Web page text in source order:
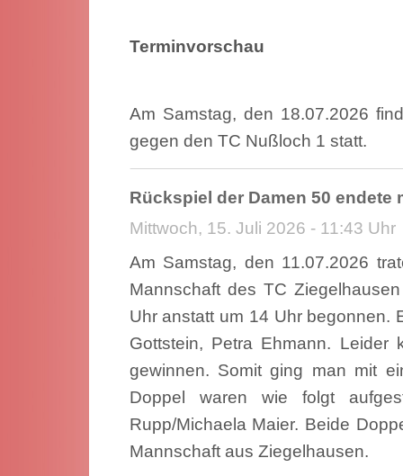
Am Samstag, den 18.07.2026
gegen den TC Nußloch 1 statt.
Rückspiel der Damen 50 endete
Mittwoch, 15. Juli 2026 - 11:43 Uhr
Am Samstag, den 11.07.2026
Mannschaft des TC
Uhr anstatt um 14 Uhr begonnen.
Gottstein, Petra Ehmann.
gewinnen. Somit ging man mit
Doppel waren wie folgt
Rupp/Michaela Maier. Beide
Mannschaft aus Ziegelhausen.